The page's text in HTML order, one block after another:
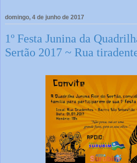
domingo, 4 de junho de 2017
1º Festa Junina da
Sertão 2017 ~ Rua